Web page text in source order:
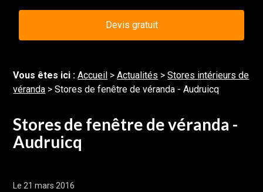
Devis gratuit
Vous êtes ici : Accueil >Actualités >Stores intérieurs de
véranda > Stores de fenêtre de véranda - Audruicq
Stores de fenêtre de véranda -
Audruicq
Le 21 mars 2016